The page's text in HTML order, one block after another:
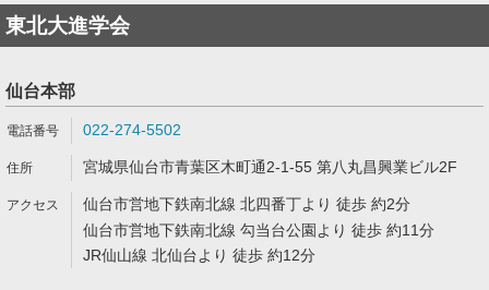
東北大進学会
仙台本部
022-274-5502
宮城県仙台市青葉区木町通2-1-55 第八丸昌興業ビル2F
仙台市営地下鉄南北線 北四番丁より 徒歩 約2分
仙台市営地下鉄南北線 勾当台公園より 徒歩 約11分
JR仙山線 北仙台より 徒歩 約12分